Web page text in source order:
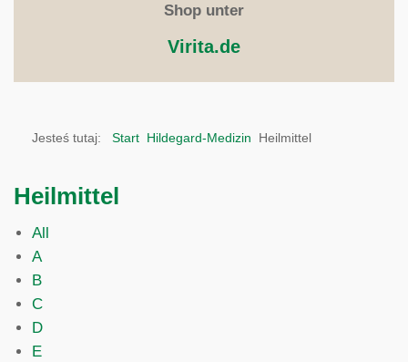
Shop unter
Virita.de
Jesteś tutaj: Start Hildegard-Medizin Heilmittel
Heilmittel
All
A
B
C
D
E